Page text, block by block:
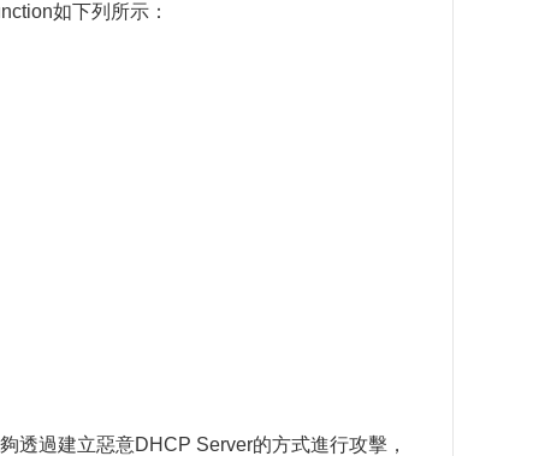
如下列所示：
透過建立惡意DHCP Server的方式進行攻擊，